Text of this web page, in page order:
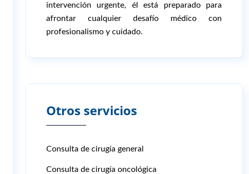
intervención urgente, él está preparado para
afrontar cualquier desafío médico con
profesionalismo y cuidado.
Otros servicios
Consulta de cirugía general
Consulta de cirugía oncológica